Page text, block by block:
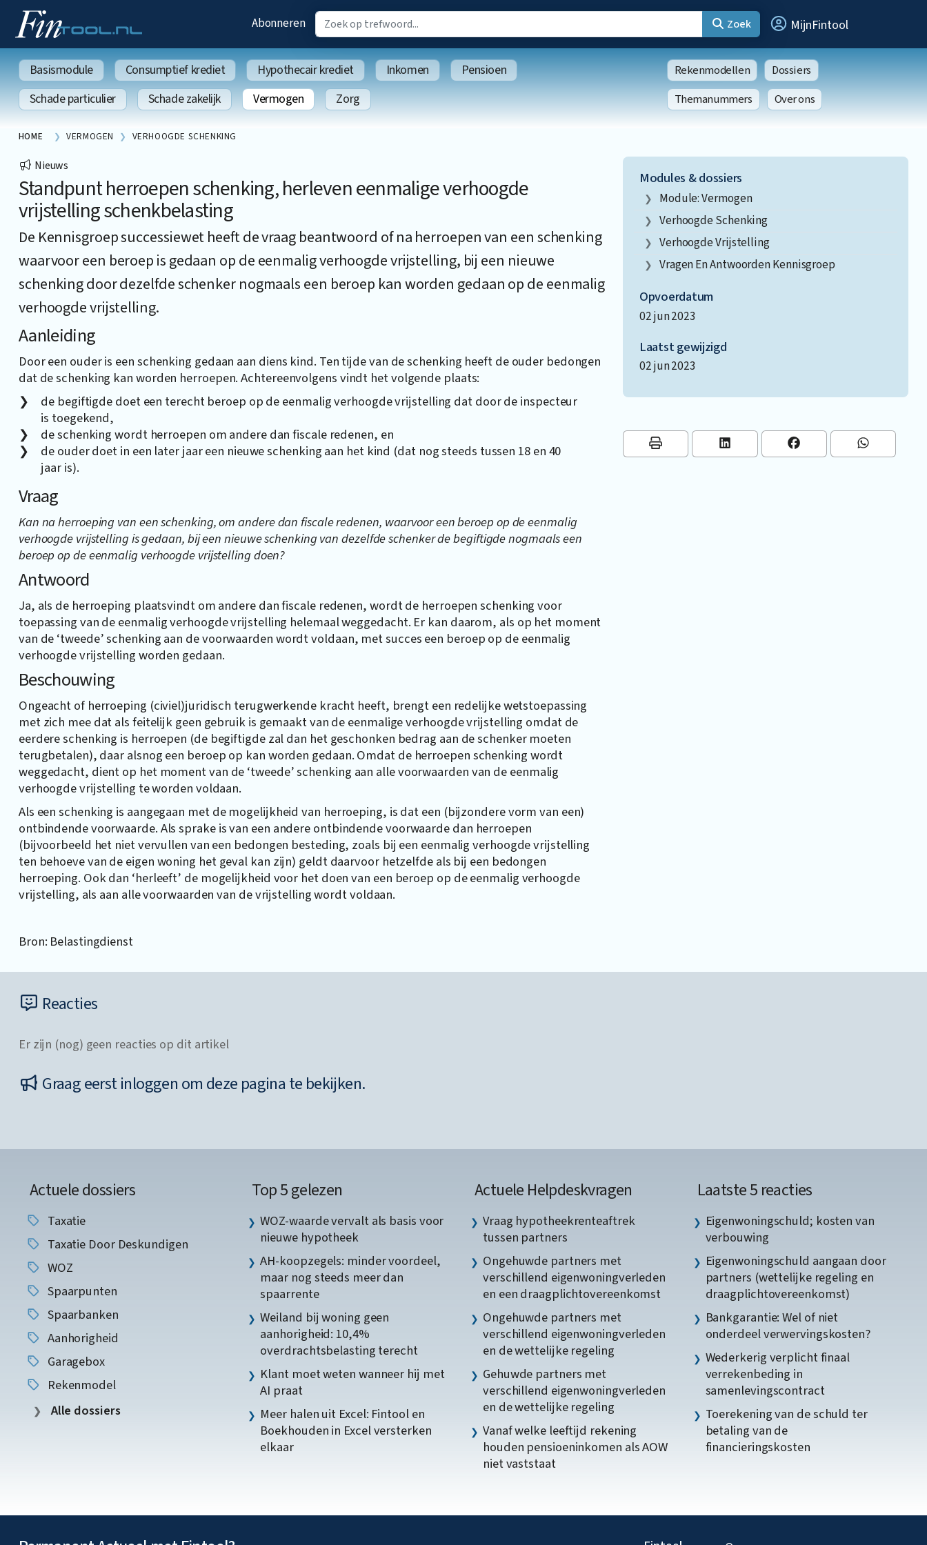
Abonneren Zoek MijnFintool
Basismodule Consumptief krediet Hypothecair krediet Inkomen
Pensioen
Schade particulier
Schade zakelijk Vermogen Zorg
Rekenmodellen
Dossiers
Themanummers
Over ons
HOME VERMOGEN VERHOOGDE SCHENKING
Nieuws
Standpunt herroepen schenking, herleven eenmalige verhoogde
vrijstelling schenkbelasting
De Kennisgroep successiewet heeft de vraag beantwoord of na herroepen van een schenking
waarvoor een beroep is gedaan op de eenmalig verhoogde vrijstelling, bij een nieuwe
schenking door dezelfde schenker nogmaals een beroep kan worden gedaan op de eenmalig
verhoogde vrijstelling.
Aanleiding
Door een ouder is een schenking gedaan aan diens kind. Ten tijde van de schenking heeft de ouder bedongen
dat de schenking kan worden herroepen. Achtereenvolgens vindt het volgende plaats:
de begiftigde doet een terecht beroep op de eenmalig verhoogde vrijstelling dat door de inspecteur
is toegekend,
de schenking wordt herroepen om andere dan fiscale redenen, en
de ouder doet in een later jaar een nieuwe schenking aan het kind (dat nog steeds tussen 18 en 40
jaar is).
Vraag
Kan na herroeping van een schenking, om andere dan fiscale redenen, waarvoor een beroep op de eenmalig
verhoogde vrijstelling is gedaan, bij een nieuwe schenking van dezelfde schenker de begiftigde nogmaals een
beroep op de eenmalig verhoogde vrijstelling doen?
Antwoord
Ja, als de herroeping plaatsvindt om andere dan fiscale redenen, wordt de herroepen schenking voor
toepassing van de eenmalig verhoogde vrijstelling helemaal weggedacht. Er kan daarom, als op het moment
van de ‘tweede’ schenking aan de voorwaarden wordt voldaan, met succes een beroep op de eenmalig
verhoogde vrijstelling worden gedaan.
Beschouwing
Ongeacht of herroeping (civiel)juridisch terugwerkende kracht heeft, brengt een redelijke wetstoepassing
met zich mee dat als feitelijk geen gebruik is gemaakt van de eenmalige verhoogde vrijstelling omdat de
eerdere schenking is herroepen (de begiftigde zal dan het geschonken bedrag aan de schenker moeten
terugbetalen), daar alsnog een beroep op kan worden gedaan. Omdat de herroepen schenking wordt
weggedacht, dient op het moment van de ‘tweede’ schenking aan alle voorwaarden van de eenmalig
verhoogde vrijstelling te worden voldaan.
Als een schenking is aangegaan met de mogelijkheid van herroeping, is dat een (bijzondere vorm van een)
ontbindende voorwaarde. Als sprake is van een andere ontbindende voorwaarde dan herroepen
(bijvoorbeeld het niet vervullen van een bedongen besteding, zoals bij een eenmalig verhoogde vrijstelling
ten behoeve van de eigen woning het geval kan zijn) geldt daarvoor hetzelfde als bij een bedongen
herroeping. Ook dan ‘herleeft’ de mogelijkheid voor het doen van een beroep op de eenmalig verhoogde
vrijstelling, als aan alle voorwaarden van de vrijstelling wordt voldaan.
Bron: Belastingdienst
Modules & dossiers
Module: Vermogen
Verhoogde Schenking
Verhoogde Vrijstelling
Vragen En Antwoorden Kennisgroep
Opvoerdatum
02 jun 2023
Laatst gewijzigd
02 jun 2023
Reacties
Er zijn (nog) geen reacties op dit artikel
Graag eerst inloggen om deze pagina te bekijken.
Actuele dossiers
Taxatie
Taxatie Door Deskundigen
WOZ
Spaarpunten
Spaarbanken
Aanhorigheid
Garagebox
Rekenmodel
Alle dossiers
Top 5 gelezen
WOZ-waarde vervalt als basis voor
nieuwe hypotheek
AH-koopzegels: minder voordeel,
maar nog steeds meer dan
spaarrente
Weiland bij woning geen
aanhorigheid: 10,4%
overdrachtsbelasting terecht
Klant moet weten wanneer hij met
AI praat
Meer halen uit Excel: Fintool en
Boekhouden in Excel versterken
elkaar
Actuele Helpdeskvragen
Vraag hypotheekrenteaftrek
tussen partners
Ongehuwde partners met
verschillend eigenwoningverleden
en een draagplichtovereenkomst
Ongehuwde partners met
verschillend eigenwoningverleden
en de wettelijke regeling
Gehuwde partners met
verschillend eigenwoningverleden
en de wettelijke regeling
Vanaf welke leeftijd rekening
houden pensioeninkomen als AOW
niet vaststaat
Laatste 5 reacties
Eigenwoningschuld; kosten van
verbouwing
Eigenwoningschuld aangaan door
partners (wettelijke regeling en
draagplichtovereenkomst)
Bankgarantie: Wel of niet
onderdeel verwervingskosten?
Wederkerig verplicht finaal
verrekenbeding in
samenlevingscontract
Toerekening van de schuld ter
betaling van de
financieringskosten